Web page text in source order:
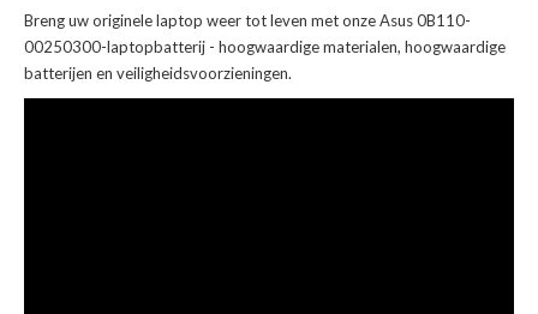
Breng uw originele laptop weer tot leven met onzeAsus 0B110-
00250300-laptopbatterij - hoogwaardige materialen, hoogwaardige
batterijen en veiligheidsvoorzieningen.